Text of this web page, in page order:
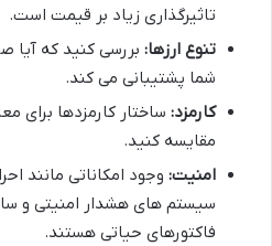
تاثیرگذاری زیاد بر قیمت است.
تنوع ارزها: بررسی کنید که آیا
شما پشتیبانی می کند.
کارمزد: ساختار کارمزدها برای
مقایسه کنید.
امنیت:
سیستم های هشدار امنیتی و
فاکتورهای حیاتی هستند.